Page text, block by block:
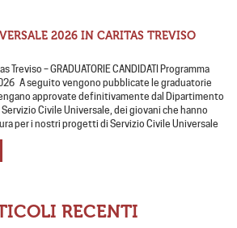
2026 IN CARITAS TREVISO
– GRADUATORIE CANDIDATI Programma
A seguito vengono pubblicate le graduatorie
approvate definitivamente dal Dipartimento
Civile Universale, dei giovani che hanno
per i nostri progetti di Servizio Civile Universale
RECENTI